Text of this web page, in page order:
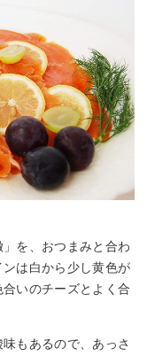
を、おつまみと合わ
は白から少し黄色が
いのチーズとよく合
もあるので、あっさ